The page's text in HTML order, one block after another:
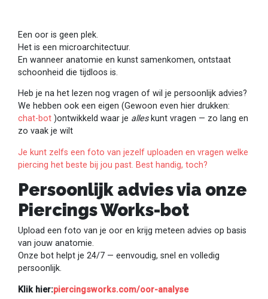
Een oor is geen plek.
Het is een microarchitectuur.
En wanneer anatomie en kunst samenkomen, ontstaat
schoonheid die tijdloos is.
Heb je na het lezen nog vragen of wil je persoonlijk advies?
We hebben ook een eigen (Gewoon even hier drukken:
chat-bot )ontwikkeld waar je alleskunt vragen — zo lang en
zo vaak je wilt
Je kunt zelfs een foto van jezelf uploaden en vragen welke
piercing het beste bij jou past. Best handig, toch?
Persoonlijk advies via onze
Piercings Works-bot
Upload een foto van je oor en krijg meteen advies op basis
van jouw anatomie.
Onze bot helpt je 24/7 — eenvoudig, snel en volledig
persoonlijk.
Klik hier:piercingsworks.com/oor-analyse